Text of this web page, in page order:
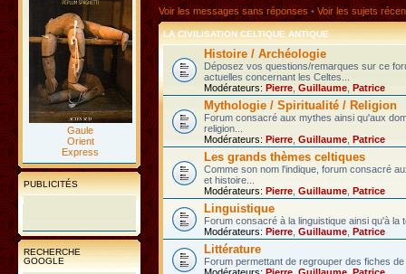
Gaule
Orient
Express
PUBLICITÉS
RECHERCHE
GOOGLE
Voir les messages sans réponses•Voir les sujets
LA CIVILISATION CELTIQUE ANTIQUE
Histoire / Archéologie
Déposez vos questions/remarques sur ce
actuelles concernant les Celtes...
Modérateurs: Pierre Guillaume Patrice
Mythologie / Spiritualité / Religion
Forum consacré aux mythes ainsi qu'aux
religion...
Modérateurs: Pierre Guillaume Patrice
Les grands thèmes celtiques
Comme son nom l'indique, forum consacré
et histoire...
Modérateurs: Pierre Guillaume Patrice
Linguistique
Forum consacré à la linguistique ainsi qu'à la
Modérateurs: Pierre Guillaume Patrice
Littérature
Forum permettant de regrouper des fiches